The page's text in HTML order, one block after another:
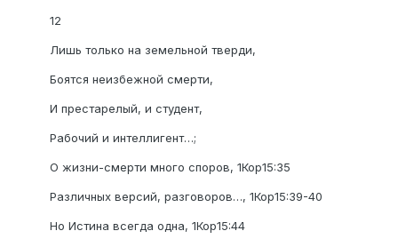
12
Лишь только на земельной тверди,
Боятся неизбежной смерти,
И престарелый, и студент,
Рабочий и интеллигент…;
О жизни-смерти много споров, 1Кор15:35
Различных версий, разговоров…, 1Кор15:39-40
Но Истина всегда одна, 1Кор15:44